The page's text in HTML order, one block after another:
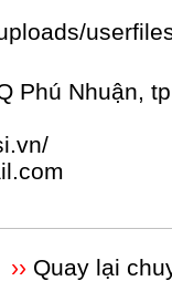
Phú Nhuận,
›› Quay lại